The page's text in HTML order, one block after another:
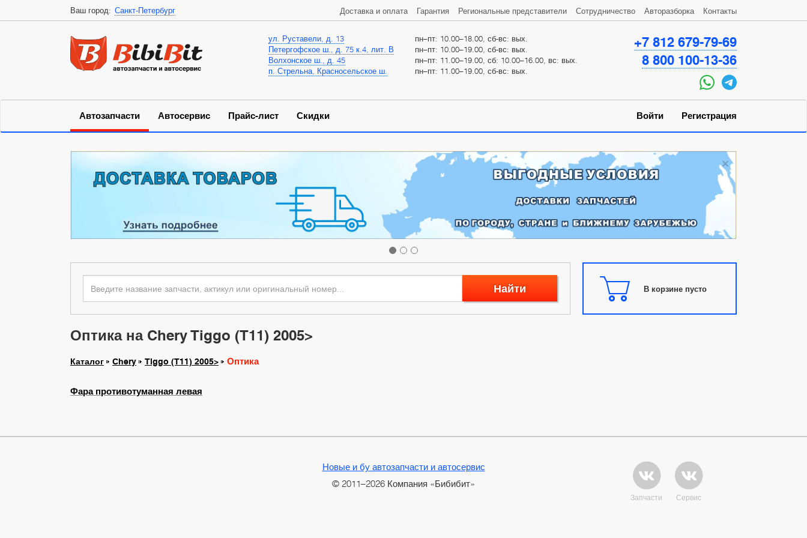
Ваш город: Санкт-Петербург
ул. Руставели, д. 13
пн–пт: 10.00–18.00, сб-вс: вых.
Петергофское ш., д. 75 к.4, лит. В
пн–пт: 10.00–19.00, сб-вс: вых.
Волхонское ш., д. 45
пн–пт: 11.00–19.00, сб: 10.00–16.00, вс: вых.
п. Стрельна, Красносельское ш.
пн–пт: 11.00–19.00, сб-вс: вых.
+7 812 679-79-69
8 800 100-13-36
Автозапчасти Автосервис Прайс-лист Скидки
Доставка и оплата Гарантия Региональные представители Сотрудничество Авторазборка Контакты
Войти Регистрация
×
Найти В корзине пусто
Оптика на Chery Tiggo (T11) 2005>
Каталог Chery Tiggo (T11) 2005> Оптика
Фара противотуманная левая
Новые и бу автозапчасти и автосервис
© 2011–2026 Компания «Бибибит»
Запчасти Сервис